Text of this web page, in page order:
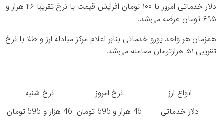
دلار خدماتی امروز با ۱۰۰ تومان افزایش قیمت با نرخ تقریبا ۴۶ هزار و
۶۹۵ تومان عرضه می‌شد.
همزمان هر واحد یورو خدماتی بنابر اعلام مرکز مبادله ارز و طلا با نرخ
تقریبی ۵۱ هزارتومان معامله می‌شد.
انواع ارز نرخ امروز
نرخ شنبه
دلار خدماتی
46 هزار و 695 تومان
46 هزار و 595 تومان